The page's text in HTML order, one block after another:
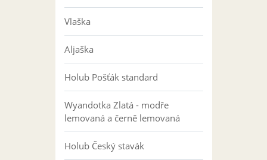
Vlaška
Aljaška
Holub Pošťák standard
Wyandotka Zlatá - modře
lemovaná a černě lemovaná
Holub Český stavák